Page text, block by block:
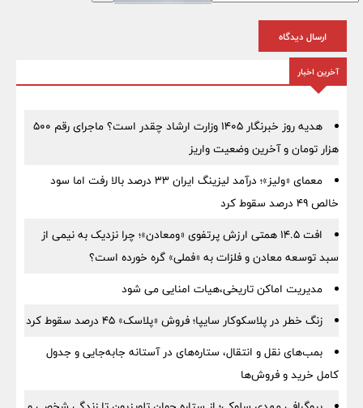
ارسال دیدگاه
آخرین اخبار
هدیه روز خبرنگار ۱۴۰۵ وزارت ارشاد چقدر است؟ ماجرای رقم ۵۰۰
هزار تومان و آخرین وضعیت واریز
معمای «ولیز»؛ درآمد لیزینگ ایران ۳۳ درصد بالا رفت اما سود
خالص ۴۹ درصد سقوط کرد
افت ۱۴.۵ همتی ارزش پرتفوی «ومعادن»؛ چرا نزدیک به نیمی از
سبد توسعه معادن و فلزات به «فملی» گره خورده است؟
مدیریت اماکن تاریخی،هیات امنایی می شود
زنگ خطر در پلاسکوکار سایپا؛ فروش «پلاسک» ۴۵ درصد سقوط کرد
بمب‌های نقل و انتقال، ستاره‌های در آستانه جابه‌جایی و جدول
کامل خرید و فروش‌ها